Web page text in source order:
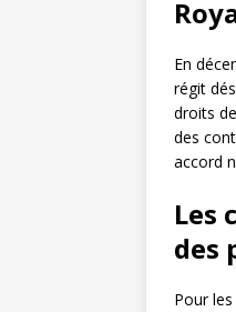
En
régit
droits
des
accord
Les
des
Pour